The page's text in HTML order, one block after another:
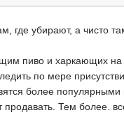
где убирают, а чисто
пиво и харкающих
по мере
более популярными
продавать. Тем более.